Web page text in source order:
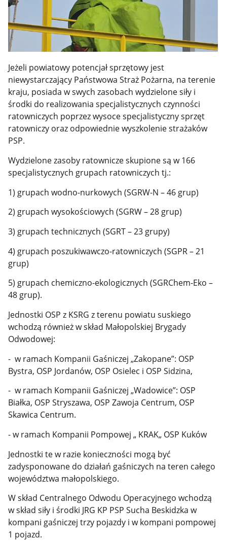
Jeżeli powiatowy potencjał sprzętowy jest
niewystarczający Państwowa Straż Pożarna, na terenie
kraju, posiada w swych zasobach wydzielone siły i
środki do realizowania specjalistycznych czynności
ratowniczych poprzez wysoce specjalistyczny sprzęt
ratowniczy oraz odpowiednie wyszkolenie strażaków
PSP.
Wydzielone zasoby ratownicze skupione są w 166
specjalistycznych grupach ratowniczych tj.:
1) grupach wodno-nurkowych (SGRW-N – 46 grup)
2) grupach wysokościowych (SGRW – 28 grup)
3) grupach technicznych (SGRT – 23 grupy)
4) grupach poszukiwawczo-ratowniczych (SGPR – 21
grup)
5) grupach chemiczno-ekologicznych (SGRChem-Eko –
48 grup).
Jednostki OSP z KSRG z terenu powiatu suskiego
wchodzą również w skład Małopolskiej Brygady
Odwodowej:
- w ramach Kompanii Gaśniczej „Zakopane”: OSP
Bystra, OSP Jordanów, OSP Osielec i OSP Sidzina,
- w ramach Kompanii Gaśniczej „Wadowice”: OSP
Białka, OSP Stryszawa, OSP Zawoja Centrum, OSP
Skawica Centrum.
- w ramach Kompanii Pompowej „ KRAK„ OSP Kuków
Jednostki te w razie konieczności mogą być
zadysponowane do działań gaśniczych na teren całego
województwa małopolskiego.
W skład Centralnego Odwodu Operacyjnego wchodzą
w skład siły i środki JRG KP PSP Sucha Beskidzka w
kompani gaśniczej trzy pojazdy i w kompani pompowej
1 pojazd.